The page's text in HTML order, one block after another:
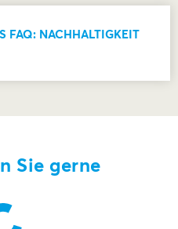
FAQ: NACHHALTIGKEIT
Sie gerne